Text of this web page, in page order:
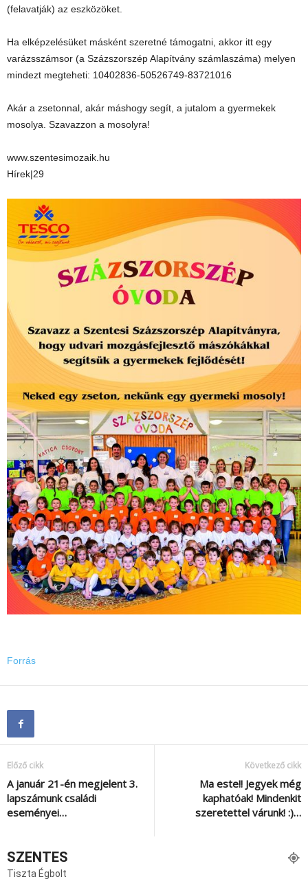
(felavatják) az eszközöket.
Ha elképzelésüket másként szeretné támogatni, akkor itt egy
varázsszámsor (a Százszorszép Alapítvány számlaszáma) melyen
mindezt megteheti: 10402836-50526749-83721016
Akár a zsetonnal, akár máshogy segít, a jutalom a gyermekek
mosolya. Szavazzon a mosolyra!
www.szentesimozaik.hu
Hírek|29
Forrás
Előző cikk
A január 21-én megjelent 3.
lapszámunk családi
eseményei…
Következő cikk
Ma este!! Jegyek még
kaphatóak! Mindenkit
szeretettel várunk! :)…
SZENTES
Tiszta Égbolt